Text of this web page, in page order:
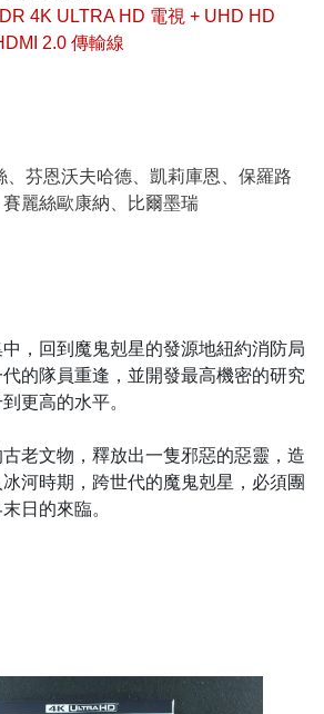
4K ULTRA HD 電視 + UHD HD
2.0 傳輸線
、芬恩沃夫哈德、凱莉庫恩、保羅路
麗絲歐康納、比爾墨瑞
，回到魔鬼剋星的發源地紐約消防局
的隊員重逢，並開發最高機密的研究
更高的水平。
老文物，釋放出一隻邪惡的惡靈，造
河時期，跨世代的魔鬼剋星，必須團
日的來臨。